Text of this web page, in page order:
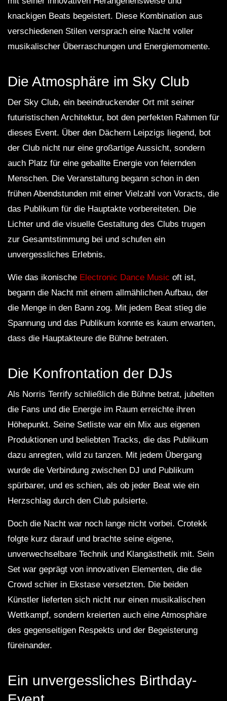
knackigen Beats begeistert. Diese Kombination aus
verschiedenen Stilen versprach eine Nacht voller
musikalischer Überraschungen und Energiemomente.
Die Atmosphäre im Sky Club
Der Sky Club, ein beeindruckender Ort mit seiner
futuristischen Architektur, bot den perfekten Rahmen für
dieses Event. Über den Dächern Leipzigs liegend, bot
der Club nicht nur eine großartige Aussicht, sondern
auch Platz für eine geballte Energie von feiernden
Menschen. Die Veranstaltung begann schon in den
frühen Abendstunden mit einer Vielzahl von Voracts, die
das Publikum für die Hauptakte vorbereiteten. Die
Lichter und die visuelle Gestaltung des Clubs trugen
zur Gesamtstimmung bei und schufen ein
unvergessliches Erlebnis.
Wie das ikonische Electronic Dance Music oft ist,
begann die Nacht mit einem allmählichen Aufbau, der
die Menge in den Bann zog. Mit jedem Beat stieg die
Spannung und das Publikum konnte es kaum erwarten,
dass die Hauptakteure die Bühne betraten.
Die Konfrontation der DJs
Als Norris Terrify schließlich die Bühne betrat, jubelten
die Fans und die Energie im Raum erreichte ihren
Höhepunkt. Seine Setliste war ein Mix aus eigenen
Produktionen und beliebten Tracks, die das Publikum
dazu anregten, wild zu tanzen. Mit jedem Übergang
wurde die Verbindung zwischen DJ und Publikum
spürbarer, und es schien, als ob jeder Beat wie ein
Herzschlag durch den Club pulsierte.
Doch die Nacht war noch lange nicht vorbei. Crotekk
folgte kurz darauf und brachte seine eigene,
unverwechselbare Technik und Klangästhetik mit. Sein
Set war geprägt von innovativen Elementen, die die
Crowd schier in Ekstase versetzten. Die beiden
Künstler lieferten sich nicht nur einen musikalischen
Wettkampf, sondern kreierten auch eine Atmosphäre
des gegenseitigen Respekts und der Begeisterung
füreinander.
Ein unvergessliches Birthday-